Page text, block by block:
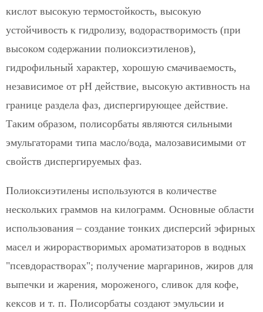
кислот высокую термостойкость, высокую
устойчивость к гидролизу, водорастворимость (при
высоком содержании полиоксиэтиленов),
гидрофильный характер, хорошую смачиваемость,
независимое от рН действие, высокую активность на
границе раздела фаз, диспергирующее действие.
Таким образом, полисорбаты являются сильными
эмульгаторами типа масло/вода, малозависимыми от
свойств диспергируемых фаз.
Полиоксиэтилены используются в количестве
нескольких граммов на килограмм. Основные области
использования – создание тонких дисперсий эфирных
масел и жирорастворимых ароматизаторов в водных
"псевдорастворах"; получение маргаринов, жиров для
выпечки и жарения, мороженого, сливок для кофе,
кексов и т. п. Полисорбаты создают эмульсии и